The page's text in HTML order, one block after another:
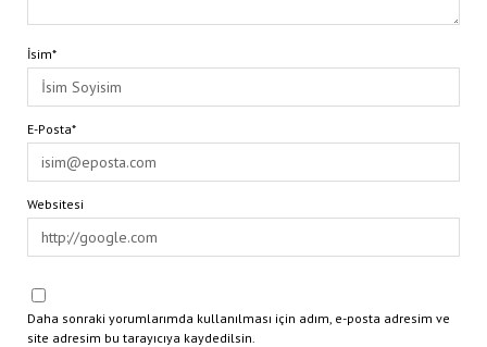
İsim*
E-Posta*
Websitesi
Daha sonraki yorumlarımda kullanılması için adım, e-posta adresim ve
site adresim bu tarayıcıya kaydedilsin.